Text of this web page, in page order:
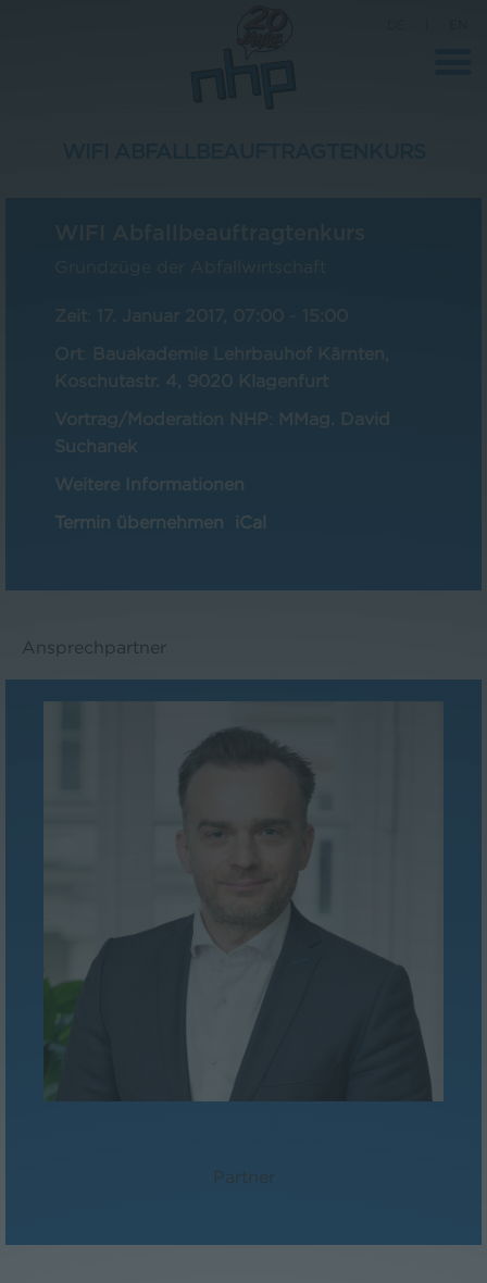
Pressebereich
17. Januar 2017, 07:00
15:00
Ort
Bauakademie Lehrbauhof Kärnten,
Koschutastr. 4, 9020 Klagenfurt
Vortrag/Moderation NHP
MMag. David
Suchanek
Weitere Informationen
Termin übernehmen
iCal
Ansprechpartner
Partner